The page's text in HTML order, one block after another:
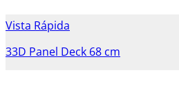
Vista Rápida
33D Panel Deck 68 cm